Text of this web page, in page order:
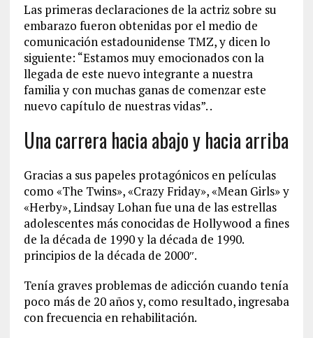
Las primeras declaraciones de la actriz sobre su
embarazo fueron obtenidas por el medio de
comunicación estadounidense TMZ, y dicen lo
siguiente: “Estamos muy emocionados con la
llegada de este nuevo integrante a nuestra
familia y con muchas ganas de comenzar este
nuevo capítulo de nuestras vidas”. .
Una carrera hacia abajo y hacia arriba
Gracias a sus papeles protagónicos en películas
como «The Twins», «Crazy Friday», «Mean Girls» y
«Herby», Lindsay Lohan fue una de las estrellas
adolescentes más conocidas de Hollywood a fines
de la década de 1990 y la década de 1990.
principios de la década de 2000″.
Tenía graves problemas de adicción cuando tenía
poco más de 20 años y, como resultado, ingresaba
con frecuencia en rehabilitación.